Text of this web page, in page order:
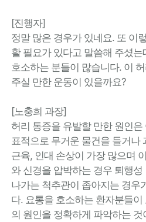
[진행자]
정말 많은 경우가 있네요. 또 이
활 필요가 있다고 말씀해 주셨
호소하는 분들이 많습니다. 이
주실 만한 운동이 있을까요?
[노충희 과장]
허리 통증을 유발할 만한 원인
표적으로 무거운 물건을 들거나
근육, 인대 손상이 가장 많으며
와 신경을 압박하는 경우 퇴행
나가는 척추관이 좁아지는 경우
다. 요통을 호소하는 환자분들
의 원인을 정확하게 파악하는